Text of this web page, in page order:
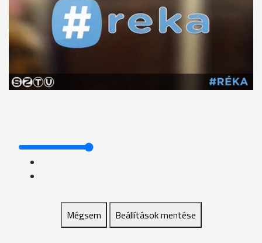
Mégsem Beállítások mentése